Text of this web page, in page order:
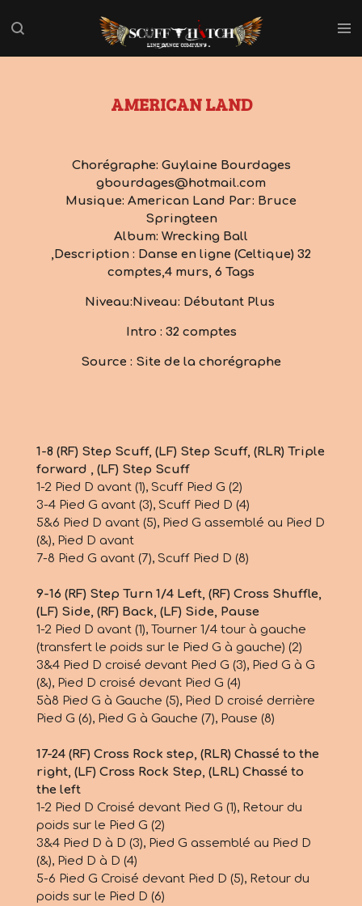
au
AMERICAN LAND
Chorégraphe: Guylaine Bourdages
gbourdages@hotmail.com
Musique: American Land Par: Bruce
Springteen
Album: Wrecking Ball
,Description : Danse en ligne (Celtique) 32
comptes,4 murs, 6 Tags
Niveau:Niveau: Débutant Plus
Intro : 32 comptes
Source : Site de la chorégraphe
1-8 (RF) Step Scuff, (LF) Step Scuff, (RLR) Triple
forward , (LF) Step Scuff
1-2 Pied D avant (1), Scuff Pied G (2)
3-4 Pied G avant (3), Scuff Pied D (4)
5&6 Pied D avant (5), Pied G assemblé au Pied D
(&), Pied D avant
7-8 Pied G avant (7), Scuff Pied D (8)
9-16 (RF) Step Turn 1/4 Left, (RF) Cross Shuffle,
(LF) Side, (RF) Back, (LF) Side, Pause
1-2 Pied D avant (1), Tourner 1/4 tour à gauche
(transfert le poids sur le Pied G à gauche) (2)
3&4 Pied D croisé devant Pied G (3), Pied G à G
(&), Pied D croisé devant Pied G (4)
5à8 Pied G à Gauche (5), Pied D croisé derrière
Pied G (6), Pied G à Gauche (7), Pause (8)
17-24 (RF) Cross Rock step, (RLR) Chassé to the
right, (LF) Cross Rock Step, (LRL) Chassé to
the left
1-2 Pied D Croisé devant Pied G (1), Retour du
poids sur le Pied G (2)
3&4 Pied D à D (3), Pied G assemblé au Pied D
(&), Pied D à D (4)
5-6 Pied G Croisé devant Pied D (5), Retour du
poids sur le Pied D (6)